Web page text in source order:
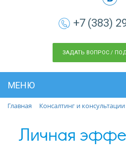
+7 (383)
ЗАДАТЬ ВОПРОС /
МЕНЮ
Главная
Консалтинг и консультации
Личная